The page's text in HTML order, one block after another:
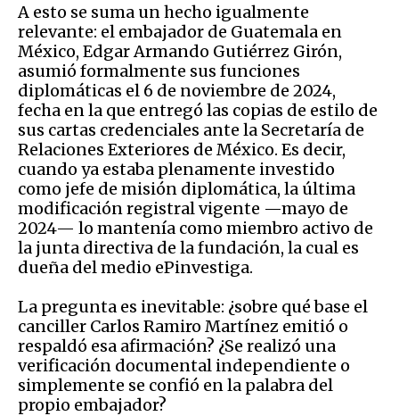
A esto se suma un hecho igualmente
relevante: el embajador de Guatemala en
México, Edgar Armando Gutiérrez Girón,
asumió formalmente sus funciones
diplomáticas el 6 de noviembre de 2024,
fecha en la que entregó las copias de estilo de
sus cartas credenciales ante la Secretaría de
Relaciones Exteriores de México. Es decir,
cuando ya estaba plenamente investido
como jefe de misión diplomática, la última
modificación registral vigente —mayo de
2024— lo mantenía como miembro activo de
la junta directiva de la fundación, la cual es
dueña del medio ePinvestiga.
La pregunta es inevitable: ¿sobre qué base el
canciller Carlos Ramiro Martínez emitió o
respaldó esa afirmación? ¿Se realizó una
verificación documental independiente o
simplemente se confió en la palabra del
propio embajador?